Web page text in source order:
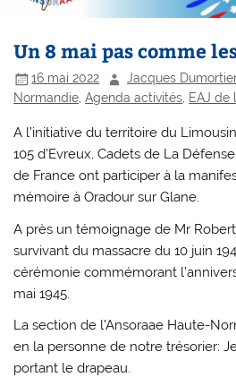
Un 8 mai pas comme
16 mai 2022 Jacques
Normandie ,Agenda activités EAJ de
A l’initiative du territoire du
105 d’Evreux, Cadets de La
de France ont participer à la
mémoire à Oradour sur Glane.
A près un témoignage de Mr
survivant du massacre du 10 juin
cérémonie commémorant
mai 1945.
La section de l’Ansoraae Haute-
en la personne de notre trésorier:
portant le drapeau.